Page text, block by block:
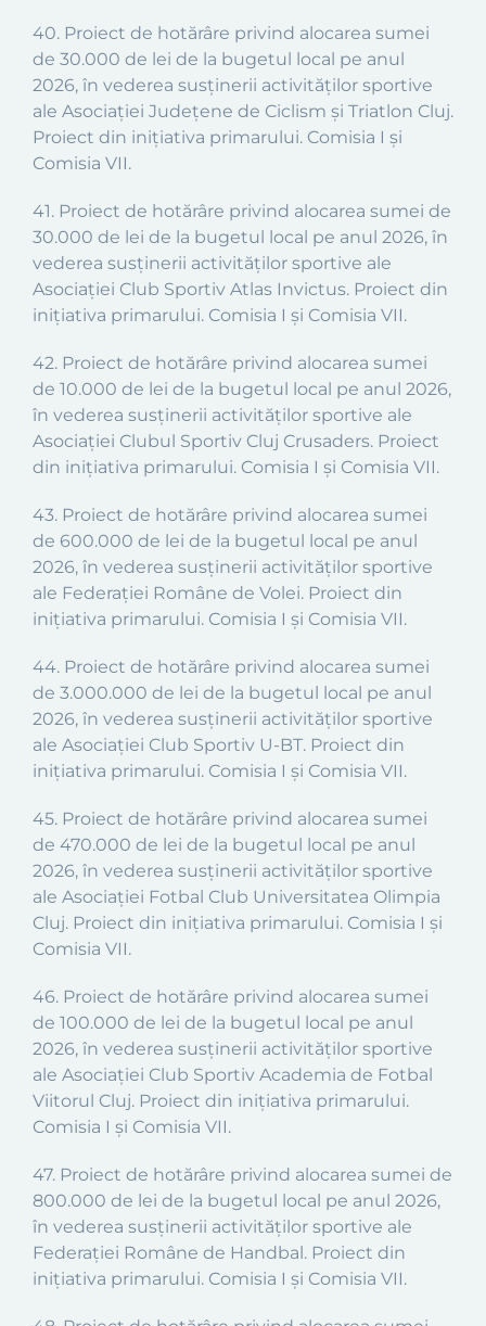
40. Proiect de hotărâre privind alocarea sumei
de 30.000 de lei de la bugetul local pe anul
2026, în vederea susținerii activităților sportive
ale Asociației Județene de Ciclism și Triatlon Cluj.
Proiect din inițiativa primarului. Comisia I și
Comisia VII.
41. Proiect de hotărâre privind alocarea sumei de
30.000 de lei de la bugetul local pe anul 2026, în
vederea susținerii activităților sportive ale
Asociației Club Sportiv Atlas Invictus. Proiect din
inițiativa primarului. Comisia I și Comisia VII.
42. Proiect de hotărâre privind alocarea sumei
de 10.000 de lei de la bugetul local pe anul 2026,
în vederea susținerii activităților sportive ale
Asociației Clubul Sportiv Cluj Crusaders. Proiect
din inițiativa primarului. Comisia I și Comisia VII.
43. Proiect de hotărâre privind alocarea sumei
de 600.000 de lei de la bugetul local pe anul
2026, în vederea susținerii activităților sportive
ale Federației Române de Volei. Proiect din
inițiativa primarului. Comisia I și Comisia VII.
44. Proiect de hotărâre privind alocarea sumei
de 3.000.000 de lei de la bugetul local pe anul
2026, în vederea susținerii activităților sportive
ale Asociației Club Sportiv U-BT. Proiect din
inițiativa primarului. Comisia I și Comisia VII.
45. Proiect de hotărâre privind alocarea sumei
de 470.000 de lei de la bugetul local pe anul
2026, în vederea susținerii activităților sportive
ale Asociației Fotbal Club Universitatea Olimpia
Cluj. Proiect din inițiativa primarului. Comisia I și
Comisia VII.
46. Proiect de hotărâre privind alocarea sumei
de 100.000 de lei de la bugetul local pe anul
2026, în vederea susținerii activităților sportive
ale Asociației Club Sportiv Academia de Fotbal
Viitorul Cluj. Proiect din inițiativa primarului.
Comisia I și Comisia VII.
47. Proiect de hotărâre privind alocarea sumei de
800.000 de lei de la bugetul local pe anul 2026,
în vederea susținerii activităților sportive ale
Federației Române de Handbal. Proiect din
inițiativa primarului. Comisia I și Comisia VII.